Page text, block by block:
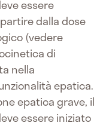
essere
dalla dose
(vedere
di
nella
epatica.
epatica grave, il
essere iniziato